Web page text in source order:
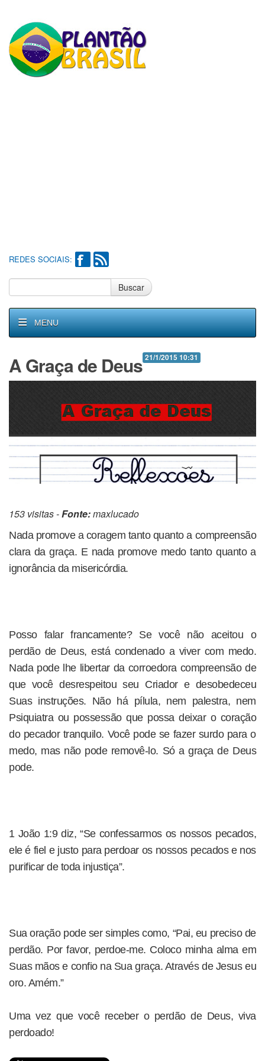
REDES SOCIAIS:
Buscar
MENU
21/1/2015 10:31
A Graça de Deus
153 visitas -Fonte:maxlucado
Nada promove a coragem tanto quanto a compreensão
clara da graça. E nada promove medo tanto quanto a
ignorância da misericórdia.
Posso falar francamente? Se você não aceitou o
perdão de Deus, está condenado a viver com medo.
Nada pode lhe libertar da corroedora compreensão de
que você desrespeitou seu Criador e desobedeceu
Suas instruções. Não há pílula, nem palestra, nem
Psiquiatra ou possessão que possa deixar o coração
do pecador tranquilo. Você pode se fazer surdo para o
medo, mas não pode removê-lo. Só a graça de Deus
pode.
1 João 1:9 diz, “Se confessarmos os nossos pecados,
ele é fiel e justo para perdoar os nossos pecados e nos
purificar de toda injustiça”.
Sua oração pode ser simples como, “Pai, eu preciso de
perdão. Por favor, perdoe-me. Coloco minha alma em
Suas mãos e confio na Sua graça. Através de Jesus eu
oro. Amém.”
Uma vez que você receber o perdão de Deus, viva
perdoado!